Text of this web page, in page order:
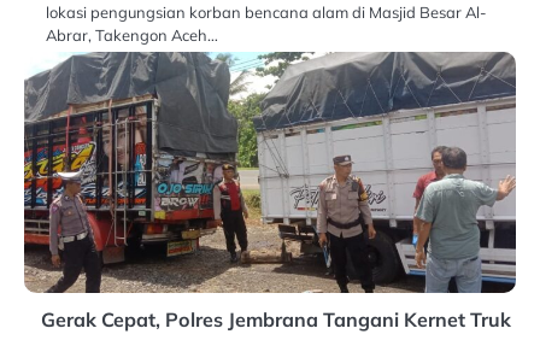
lokasi pengungsian korban bencana alam di Masjid Besar Al-
Abrar, Takengon Aceh…
Gerak Cepat, Polres Jembrana Tangani Kernet Truk